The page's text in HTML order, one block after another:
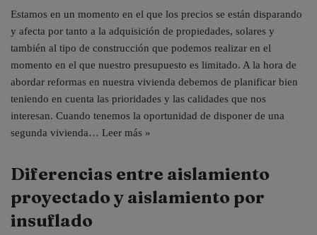
Estamos en un momento en el que los precios se están disparando
y afecta por tanto a la adquisición de propiedades, solares y
también al tipo de construcción que podemos realizar en el
momento en el que nuestro presupuesto es limitado. A la hora de
abordar reformas en nuestra vivienda debemos de planificar bien
teniendo en cuenta las prioridades y las calidades que nos
interesan. Cuando tenemos la oportunidad de disponer de una
segunda vivienda… Leer más »
Diferencias entre aislamiento
proyectado y aislamiento por
insuflado